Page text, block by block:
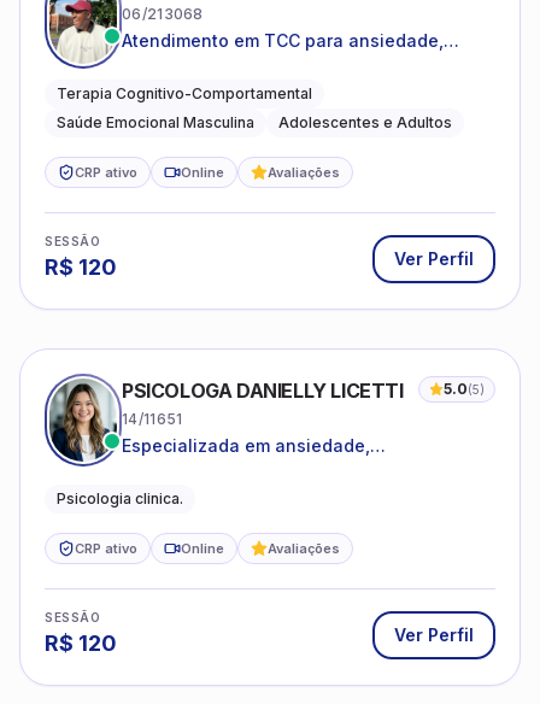
06/213068
Atendimento em TCC para ansiedade,
emocional
Terapia Cognitivo-Comportamental
Saúde Emocional Masculina
Adolescentes e Adultos
CRP ativo Online Avaliações
SESSÃO
R$ 120 Ver Perfil
PSICOLOGA DANIELLY LICETTI 5.0(5)
14/11651
Especializada em ansiedade,
Psicologia clinica.
CRP ativo Online Avaliações
SESSÃO
R$ 120 Ver Perfil